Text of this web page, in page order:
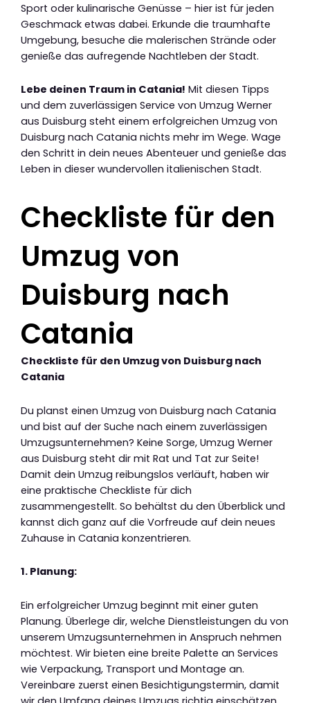
Sport oder kulinarische Genüsse – hier ist für jeden
Geschmack etwas dabei. Erkunde die traumhafte
Umgebung, besuche die malerischen Strände oder
genieße das aufregende Nachtleben der Stadt.
Lebe deinen Traum in Catania! Mit diesen Tipps
und dem zuverlässigen Service von Umzug Werner
aus Duisburg steht einem erfolgreichen Umzug von
Duisburg nach Catania nichts mehr im Wege. Wage
den Schritt in dein neues Abenteuer und genieße das
Leben in dieser wundervollen italienischen Stadt.
Checkliste für den
Umzug von
Duisburg nach
Catania
Checkliste für den Umzug von Duisburg nach
Catania
Du planst einen Umzug von Duisburg nach Catania
und bist auf der Suche nach einem zuverlässigen
Umzugsunternehmen? Keine Sorge, Umzug Werner
aus Duisburg steht dir mit Rat und Tat zur Seite!
Damit dein Umzug reibungslos verläuft, haben wir
eine praktische Checkliste für dich
zusammengestellt. So behältst du den Überblick und
kannst dich ganz auf die Vorfreude auf dein neues
Zuhause in Catania konzentrieren.
1. Planung:
Ein erfolgreicher Umzug beginnt mit einer guten
Planung. Überlege dir, welche Dienstleistungen du von
unserem Umzugsunternehmen in Anspruch nehmen
möchtest. Wir bieten eine breite Palette an Services
wie Verpackung, Transport und Montage an.
Vereinbare zuerst einen Besichtigungstermin, damit